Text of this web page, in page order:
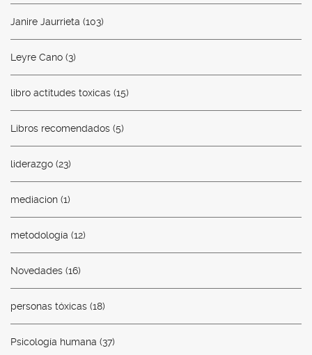
Janire Jaurrieta (103)
Leyre Cano (3)
libro actitudes toxicas (15)
Libros recomendados (5)
liderazgo (23)
mediacion (1)
metodología (12)
Novedades (16)
personas tóxicas (18)
Psicología humana (37)